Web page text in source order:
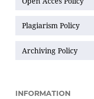
Plagiarism Policy
Archiving Policy
INFORMATION